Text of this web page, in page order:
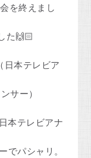
を終えまし
た🙌🏻
本テレビア
サー）
本テレビアナ
でパシャリ。